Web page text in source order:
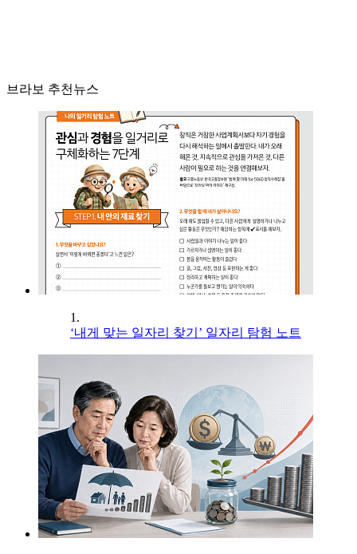
브라보 추천뉴스
1.
‘내게 맞는 일자리 찾기’ 일자리 탐험 노트